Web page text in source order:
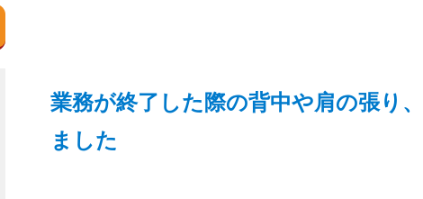
業務が終了した際の背中や肩の張り
ました